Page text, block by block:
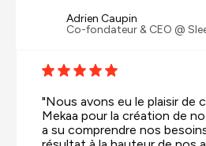
Adrien Caupin
Co-fondateur & CEO @
"Nous avons eu le plaisir de
Mekaa pour la création de
a su comprendre nos